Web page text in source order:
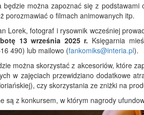
będzie można zapoznać się z
porozmawiać o filmach animowanych itp.
Lorek, fotograf i rysownik wcześniej
13 września 2025 r. Księgarnia
490) lub mailowo (fankomiks@interia.pl).
można skorzystać z akcesoriów, które
w zajęciach przewidziano dodatkowe
czy skorzystania ze zniżki na
są z konkursem, w którym nagrody